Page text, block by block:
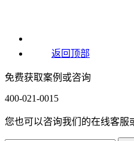
返回顶部
免费获取案例或咨询
400-021-0015
您也可以咨询我们的在线客服